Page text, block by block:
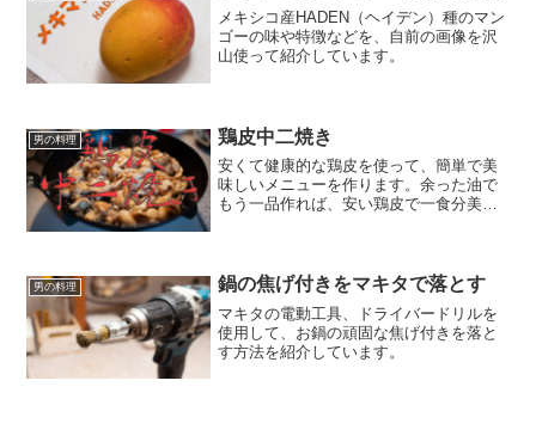
メキシコ産HADEN（ヘイデン）種のマン
ゴーの味や特徴などを、自前の画像を沢
山使って紹介しています。
男の料理 鶏皮中二焼き
安くて健康的な鶏皮を使って、簡単で美
味しいメニューを作ります。余った油で
もう一品作れば、安い鶏皮で一食分美味
男の料理 鍋の焦げ付きをマキタで落とす
マキタの電動工具、ドライバードリルを
使用して、お鍋の頑固な焦げ付きを落と
す方法を紹介しています。